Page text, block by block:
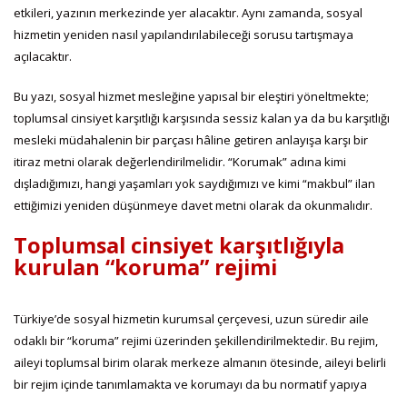
etkileri, yazının merkezinde yer alacaktır. Aynı zamanda, sosyal
hizmetin yeniden nasıl yapılandırılabileceği sorusu tartışmaya
açılacaktır.
Bu yazı, sosyal hizmet mesleğine yapısal bir eleştiri yöneltmekte;
toplumsal cinsiyet karşıtlığı karşısında sessiz kalan ya da bu karşıtlığı
mesleki müdahalenin bir parçası hâline getiren anlayışa karşı bir
itiraz metni olarak değerlendirilmelidir. “Korumak” adına kimi
dışladığımızı, hangi yaşamları yok saydığımızı ve kimi “makbul” ilan
ettiğimizi yeniden düşünmeye davet metni olarak da okunmalıdır.
Toplumsal cinsiyet karşıtlığıyla
kurulan “koruma” rejimi
Türkiye’de sosyal hizmetin kurumsal çerçevesi, uzun süredir aile
odaklı bir “koruma” rejimi üzerinden şekillendirilmektedir. Bu rejim,
aileyi toplumsal birim olarak merkeze almanın ötesinde, aileyi belirli
bir rejim içinde tanımlamakta ve korumayı da bu normatif yapıya